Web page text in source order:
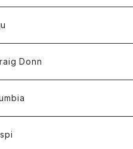
ーオール
トパンツ
ース
ーオール
ィガン
ス
スリーブTシャツ
Donn
ー